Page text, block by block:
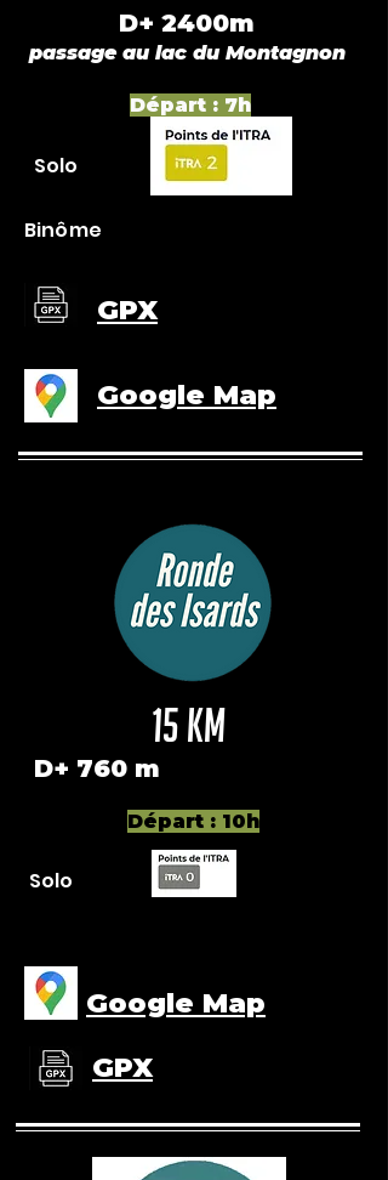
D+ 2400m
passage au lac du Montagnon
Départ : 7h
Solo
Binôme
GPX
Google Map
15 km
D+ 760 m
Départ : 10h
Solo
Google Map
GPX